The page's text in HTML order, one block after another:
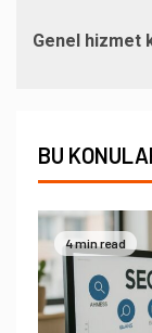
Genel hizmet
BU
4 min read